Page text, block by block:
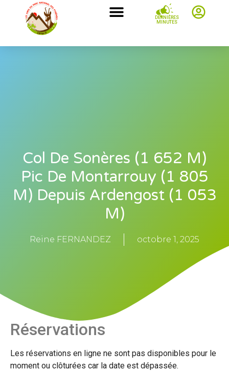
DERNIÈRES
MINUTES
Col De Sonères (1 652 M)
Pic De Montarrouy (1 805
M) Depuis Ardengost (1 053
M)
Reine FERNANDEZ octobre 1, 2025
Réservations
Les réservations en ligne ne sont pas disponibles pour le
moment ou clôturées car la date est dépassée.